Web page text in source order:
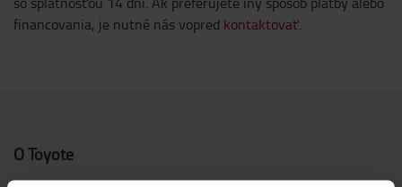
financovania, je nutné nás vopred kontaktovať.
O Toyote